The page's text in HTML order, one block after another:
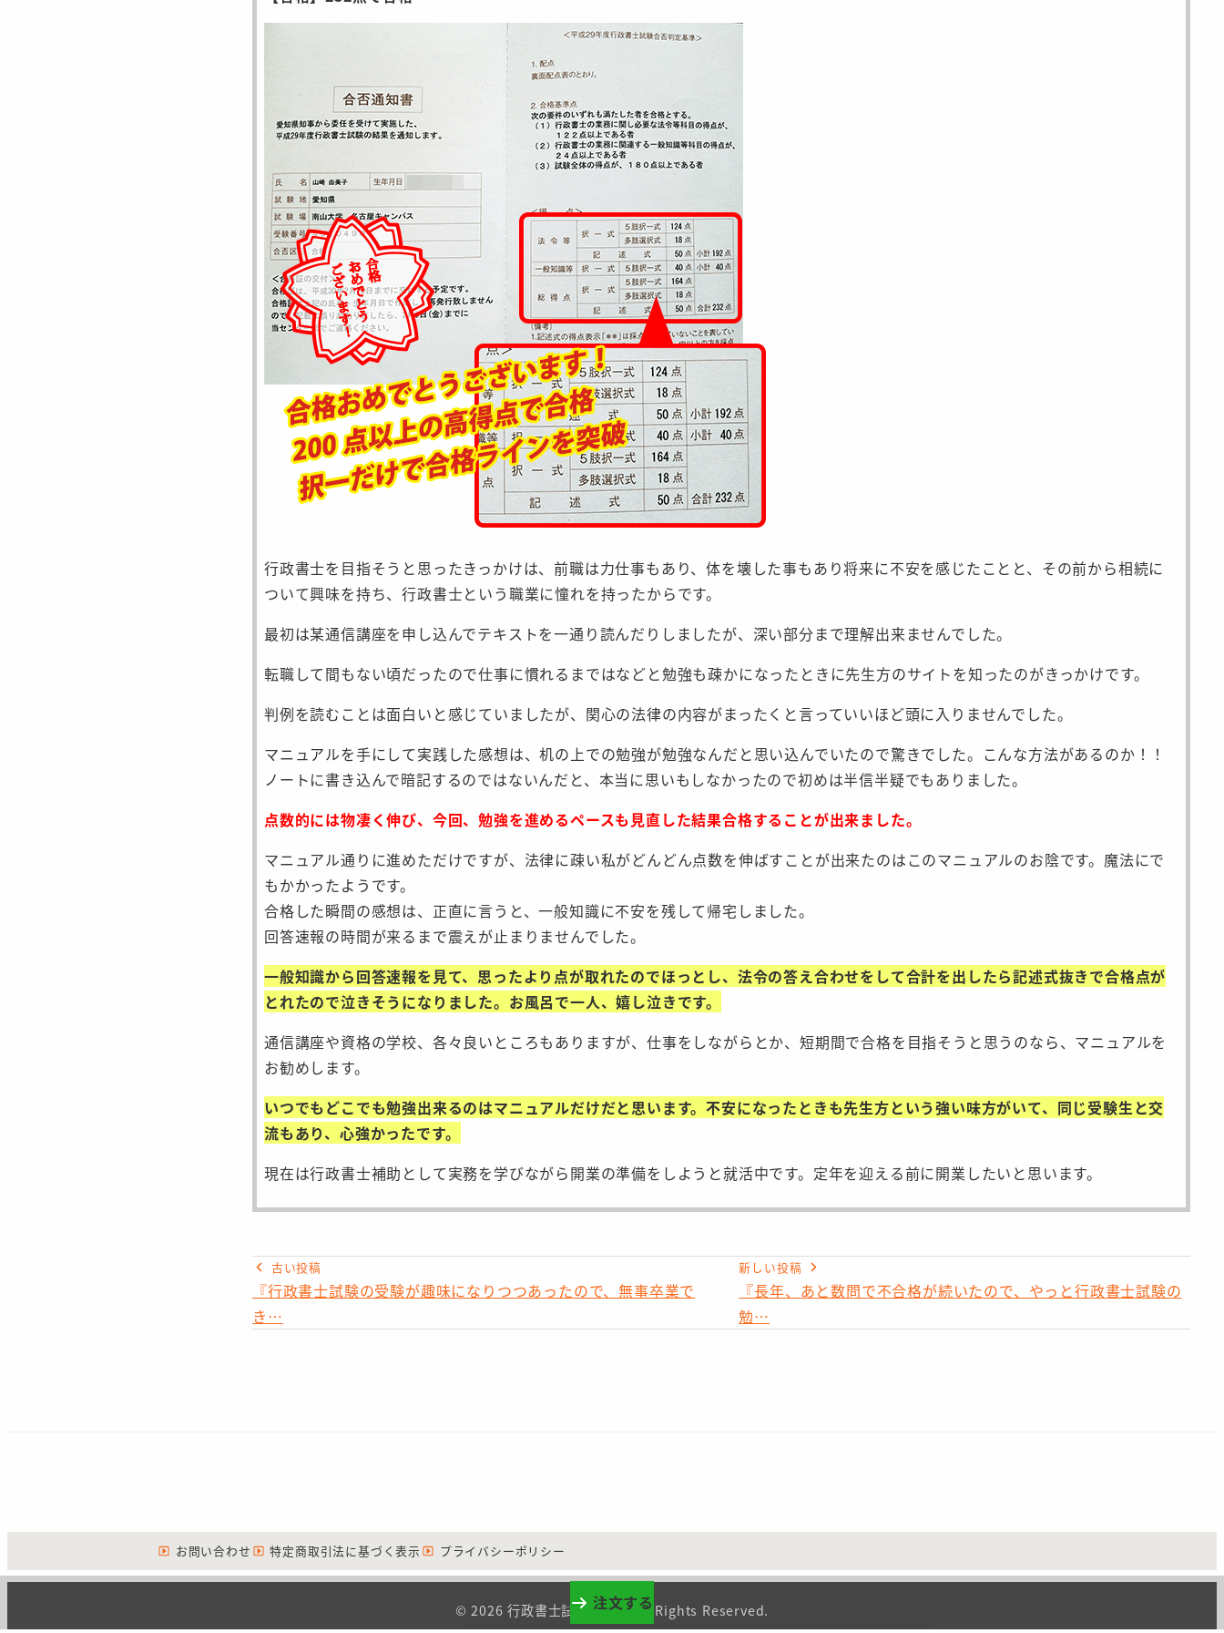
行政書士を目指そうと思ったきっかけは、前職は力仕事もあり、体を壊した事もあり将来に不安を感じたことと、その前から相続に
ついて興味を持ち、行政書士という職業に憧れを持ったからです。
最初は某通信講座を申し込んでテキストを一通り読んだりしましたが、深い部分まで理解出来ませんでした。
転職して間もない頃だったので仕事に慣れるまではなどと勉強も疎かになったときに先生方のサイトを知ったのがきっかけです。
判例を読むことは面白いと感じていましたが、関心の法律の内容がまったくと言っていいほど頭に入りませんでした。
マニュアルを手にして実践した感想は、机の上での勉強が勉強なんだと思い込んでいたので驚きでした。こんな方法があるのか！！
ノートに書き込んで暗記するのではないんだと、本当に思いもしなかったので初めは半信半疑でもありました。
点数的には物凄く伸び、今回、勉強を進めるペースも見直した結果合格することが出来ました。
マニュアル通りに進めただけですが、法律に疎い私がどんどん点数を伸ばすことが出来たのはこのマニュアルのお陰です。魔法にで
もかかったようです。
合格した瞬間の感想は、正直に言うと、一般知識に不安を残して帰宅しました。
回答速報の時間が来るまで震えが止まりませんでした。
一般知識から回答速報を見て、思ったより点が取れたのでほっとし、法令の答え合わせをして合計を出したら記述式抜きで合格点が
とれたので泣きそうになりました。お風呂で一人、嬉し泣きです。
通信講座や資格の学校、各々良いところもありますが、仕事をしながらとか、短期間で合格を目指そうと思うのなら、マニュアルを
お勧めします。
いつでもどこでも勉強出来るのはマニュアルだけだと思います。不安になったときも先生方という強い味方がいて、同じ受験生と交
流もあり、心強かったです。
現在は行政書士補助として実務を学びながら開業の準備をしようと就活中です。定年を迎える前に開業したいと思います。
古い投稿
『行政書士試験の受験が趣味になりつつあったので、無事卒業で
き…
新しい投稿
『長年、あと数問で不合格が続いたので、やっと行政書士試験の
勉…
注文する
お問い合わせ 特定商取引法に基づく表示 プライバシーポリシー
© 2026 行政書士試験勉強法 All Rights Reserved.